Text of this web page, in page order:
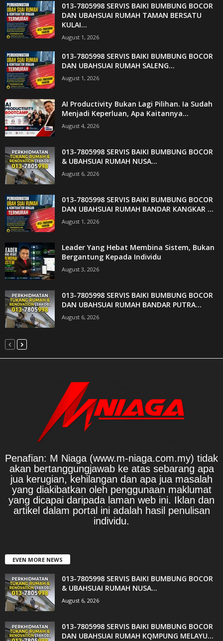
013-7805998 SERVIS BAIKI BUMBUNG BOCOR
DAN UBAHSUAI RUMAH TAMAN BERSATU
KULAI...
August 1, 2026
013-7805998 SERVIS BAIKI BUMBUNG BOCOR
DAN UBAHSUAI RUMAH SALENG...
August 1, 2026
AI Productivity Bukan Lagi Pilihan. Ia Sudah
Menjadi Keperluan, Apa Kaitannya...
August 4, 2026
013-7805998 SERVIS BAIKI BUMBUNG BOCOR
& UBAHSUAI RUMAH NUSA...
August 6, 2026
013-7805998 SERVIS BAIKI BUMBUNG BOCOR
DAN UBAHSUAI RUMAH BANDAR KANGKAR ...
August 1, 2026
Leader Yang Hebat Membina Sistem, Bukan
Bergantung Kepada Individu
August 3, 2026
013-7805998 SERVIS BAIKI BUMBUNG BOCOR
DAN UBAHSUAI RUMAH BANDAR PUTRA...
August 6, 2026
Penafian: M Niaga (www.m-niaga.com.my) tidak
akan bertanggungjawab ke atas sebarang apa
jua kerugian, kehilangan dan apa jua masalah
yang diakibatkan oleh penggunaan maklumat
yang dicapai daripada laman web ini. Iklan dan
artikel dalam portal ini adalah hasil penulisan
individu.
EVEN MORE NEWS
013-7805998 SERVIS BAIKI BUMBUNG BOCOR
& UBAHSUAI RUMAH NUSA...
August 6, 2026
013-7805998 SERVIS BAIKI BUMBUNG BOCOR
DAN UBAHSUAI RUMAH KQMPUNG MELAYU...